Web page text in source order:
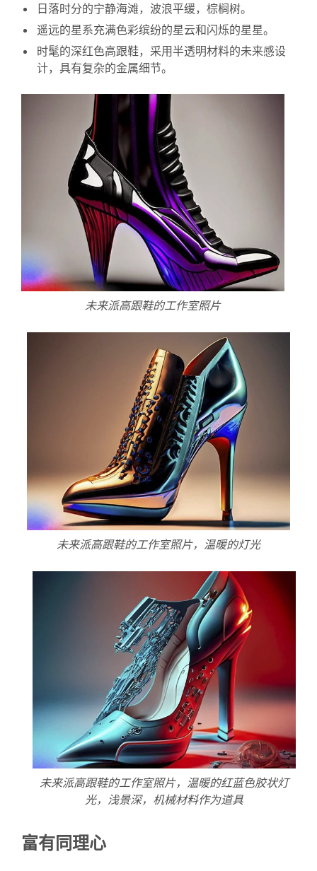
日落时分的宁静海滩，波浪平缓，棕榈树。
遥远的星系充满色彩缤纷的星云和闪烁的星星。
时髦的深红色高跟鞋，采用半透明材料的未来感设
计，具有复杂的金属细节。
未来派高跟鞋的工作室照片
未来派高跟鞋的工作室照片，温暖的灯光
未来派高跟鞋的工作室照片，温暖的红蓝色胶状灯
光，浅景深，机械材料作为道具
富有同理心